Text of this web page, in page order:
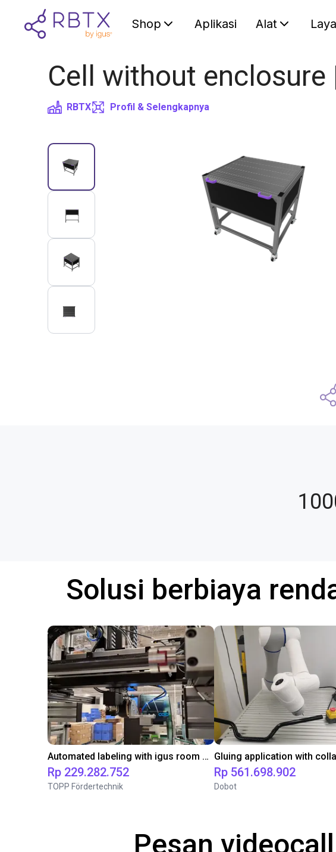
Shop Aplikasi Alat
Cell without
RBTX Profil & Selengkapnya
Solusi berbiaya
Automated labeling with igus room gantry and a cab label printer
Rp 229.282.752
TOPP Fördertechnik
Rp 561.698.902
Dobot
Pesan